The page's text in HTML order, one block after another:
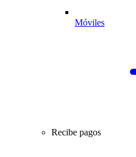
Móviles
Recibe pagos